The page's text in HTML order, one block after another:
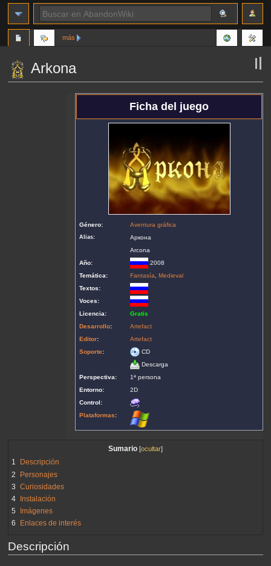
Arkona
Ficha del juego
Género: Aventura gráfica
Alias:
Аркона
Arcona
Año:
2008
Temática:
Fantasía ,Medieval
Textos:
Voces:
Licencia:
Gratis
Desarrollo:
Artefact
Editor:
Artefact
Soporte:
CD
Descarga
Perspectiva:
1ª persona
Entorno:
2D
Control:
Plataformas:
Sumario
1
Descripción
2
Personajes
3 Curiosidades
4
Instalación
5
Imágenes
6
Enlaces de interés
Descripción
más